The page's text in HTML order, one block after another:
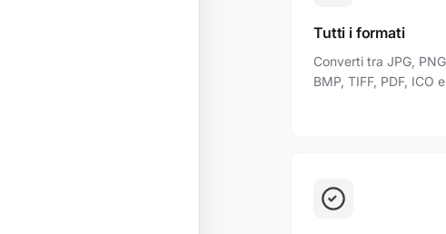
Tutti i formati
Converti tra JPG,
BMP, TIFF, PDF, ICO